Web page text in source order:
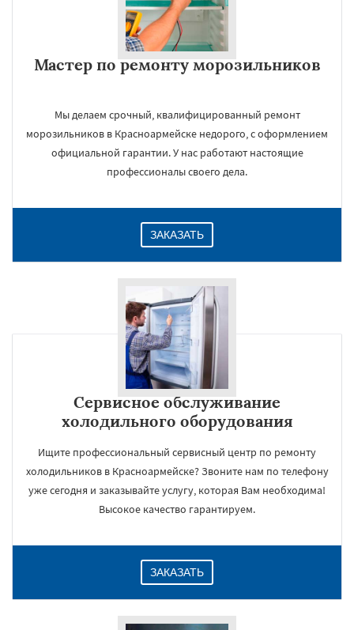
Мастер по ремонту морозильников
Мы делаем срочный, квалифицированный ремонт
морозильников в Красноармейске недорого, с оформлением
официальной гарантии. У нас работают настоящие
профессионалы своего дела.
ЗАКАЗАТЬ
Сервисное обслуживание
холодильного оборудования
Ищите профессиональный сервисный центр по ремонту
холодильников в Красноармейске? Звоните нам по телефону
уже сегодня и заказывайте услугу, которая Вам необходима!
Высокое качество гарантируем.
ЗАКАЗАТЬ
×
Даю согласие на обработку персональных данных